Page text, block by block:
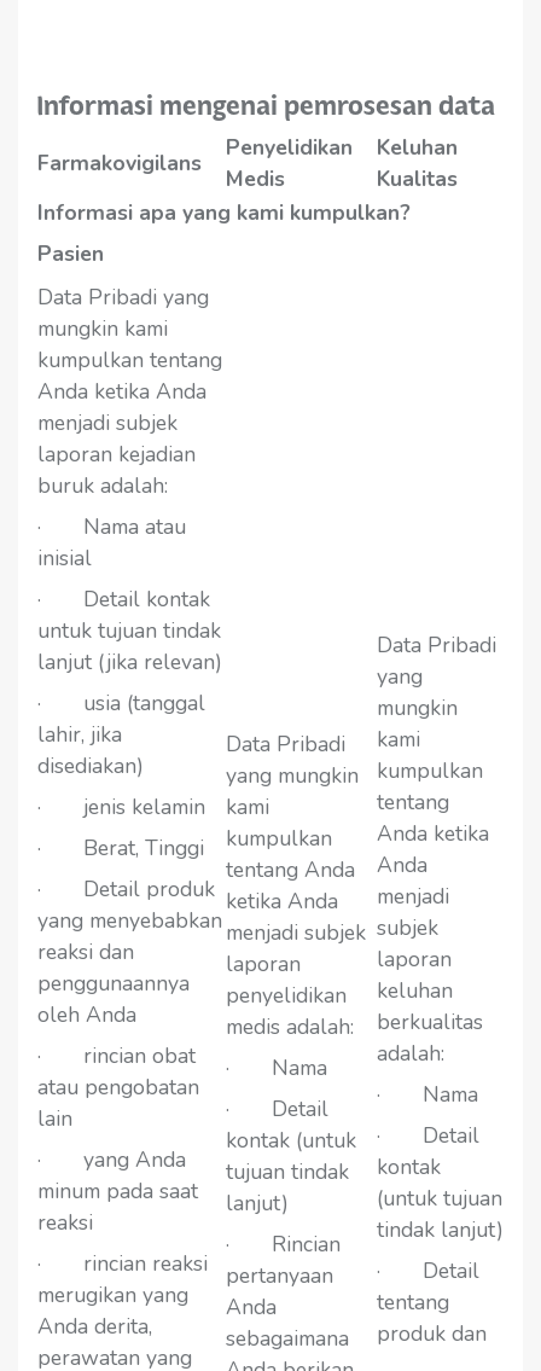
Informasi mengenai pemrosesan data
Farmakovigilans
Penyelidikan
Medis
Keluhan
Kualitas
Informasi apa yang kami kumpulkan?
Pasien
Data Pribadi yang
mungkin kami
kumpulkan tentang
Anda ketika Anda
menjadi subjek
laporan kejadian
buruk adalah:
· Nama atau
inisial
· Detail kontak
untuk tujuan tindak
lanjut (jika relevan)
· usia (tanggal
lahir, jika
disediakan)
· jenis kelamin
· Berat, Tinggi
· Detail produk
yang menyebabkan
reaksi dan
penggunaannya
oleh Anda
· rincian obat
atau pengobatan
lain
· yang Anda
minum pada saat
reaksi
· rincian reaksi
merugikan yang
Anda derita,
perawatan yang
Data Pribadi
yang mungkin
kami
kumpulkan
tentang Anda
ketika Anda
menjadi subjek
laporan
penyelidikan
medis adalah:
· Nama
· Detail
kontak (untuk
tujuan tindak
lanjut)
· Rincian
pertanyaan
Anda
sebagaimana
Data Pribadi
yang
mungkin
kami
kumpulkan
tentang
Anda ketika
Anda
menjadi
subjek
laporan
keluhan
berkualitas
adalah:
· Nama
· Detail
kontak
(untuk tujuan
tindak lanjut)
· Detail
tentang
produk dan